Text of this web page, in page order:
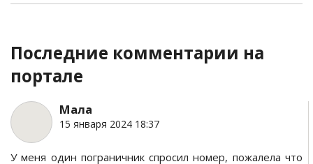
Последние комментарии на
портале
Мала
15 января 2024 18:37
У меня один пограничник спросил номер, пожалела что